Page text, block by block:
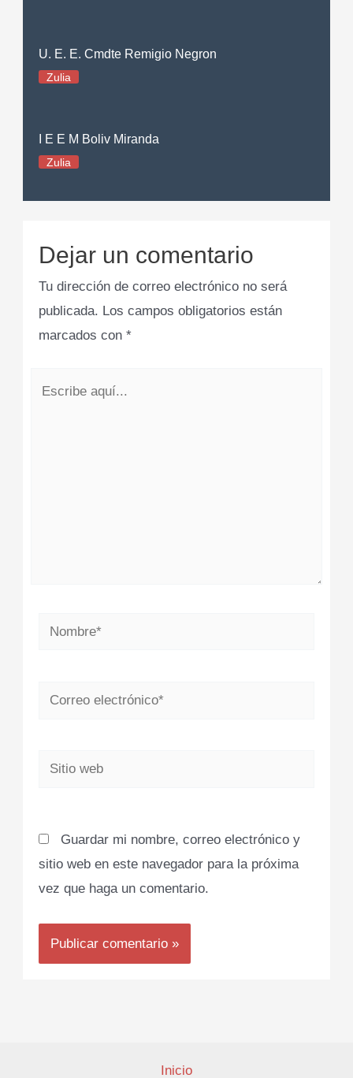
U. E. E. Cmdte Remigio Negron
Zulia
I E E M Boliv Miranda
Zulia
Dejar un comentario
Tu dirección de correo electrónico no será
publicada. Los campos obligatorios están
marcados con*
Nombre*
Correo
Sitio
Guardar mi nombre, correo electrónico y
sitio web en este navegador para la próxima
vez que haga un comentario.
Inicio